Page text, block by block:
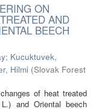
ON
AND
BEECH
; Kucuktuvek,
Hilmi (Slovak Forest
of heat treated
and Oriental beech